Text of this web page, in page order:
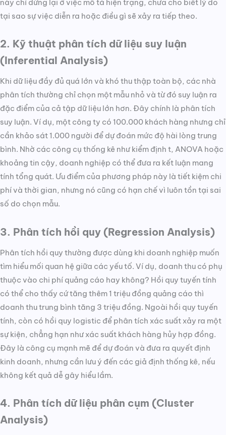
này chỉ dừng lại ở việc mô tả hiện trạng, chưa cho biết lý do
tại sao sự việc diễn ra hoặc điều gì sẽ xảy ra tiếp theo.
2. Kỹ thuật phân tích dữ liệu suy luận
(Inferential Analysis)
Khi dữ liệu đầy đủ quá lớn và khó thu thập toàn bộ, các nhà
phân tích thường chỉ chọn một mẫu nhỏ và từ đó suy luận ra
đặc điểm của cả tập dữ liệu lớn hơn. Đây chính là phân tích
suy luận. Ví dụ, một công ty có 100.000 khách hàng nhưng chỉ
cần khảo sát 1.000 người để dự đoán mức độ hài lòng trung
bình. Nhờ các công cụ thống kê như kiểm định t, ANOVA hoặc
khoảng tin cậy, doanh nghiệp có thể đưa ra kết luận mang
tính tổng quát. Ưu điểm của phương pháp này là tiết kiệm chi
phí và thời gian, nhưng nó cũng có hạn chế vì luôn tồn tại sai
số do chọn mẫu.
3. Phân tích hồi quy (Regression Analysis)
Phân tích hồi quy thường được dùng khi doanh nghiệp muốn
tìm hiểu mối quan hệ giữa các yếu tố. Ví dụ, doanh thu có phụ
thuộc vào chi phí quảng cáo hay không? Hồi quy tuyến tính
có thể cho thấy cứ tăng thêm 1 triệu đồng quảng cáo thì
doanh thu trung bình tăng 3 triệu đồng. Ngoài hồi quy tuyến
tính, còn có hồi quy logistic để phân tích xác suất xảy ra một
sự kiện, chẳng hạn như xác suất khách hàng hủy hợp đồng.
Đây là công cụ mạnh mẽ để dự đoán và đưa ra quyết định
kinh doanh, nhưng cần lưu ý đến các giả định thống kê, nếu
không kết quả dễ gây hiểu lầm.
4. Phân tích dữ liệu phân cụm (Cluster
Analysis)